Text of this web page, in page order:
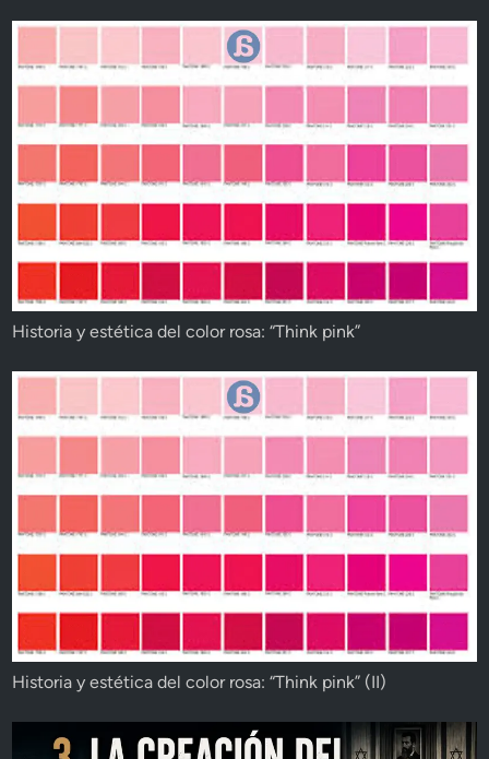
Historia y estética del color rosa: “Think pink”
Historia y estética del color rosa: “Think pink” (II)